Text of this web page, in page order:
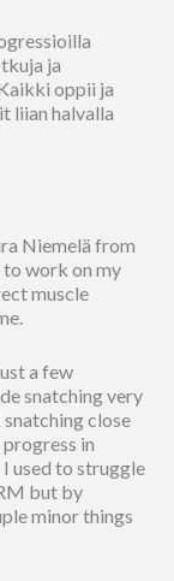
ja
oppii ja
liian halvalla
Niemelä from
to work on my
muscle
a few
snatching very
close
progress in
used to struggle
but by
minor things